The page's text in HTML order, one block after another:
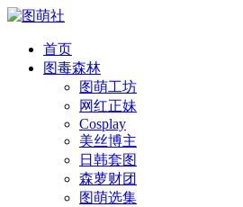
首页
图毒森林
图萌工坊
网红正妹
Cosplay
美丝博主
日韩套图
森萝财团
图萌选集